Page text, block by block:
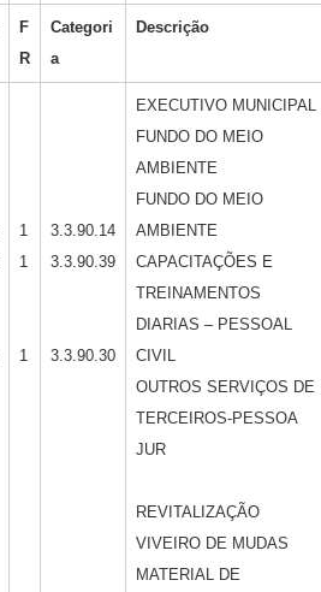
F
R
Categori
a
Descrição
1
1
1
3.3.90.14
3.3.90.39
3.3.90.30
EXECUTIVO MUNICIPAL
FUNDO DO MEIO
AMBIENTE
FUNDO DO MEIO
AMBIENTE
CAPACITAÇÕES E
TREINAMENTOS
DIARIAS – PESSOAL
CIVIL
OUTROS SERVIÇOS DE
TERCEIROS-PESSOA
JUR
REVITALIZAÇÃO
VIVEIRO DE MUDAS
MATERIAL DE